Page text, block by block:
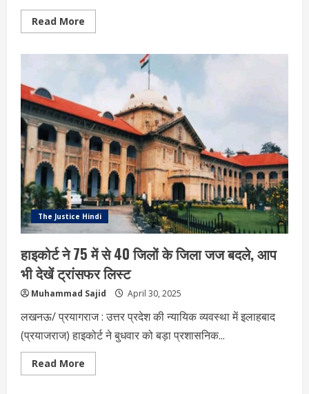
Read More
more
बैलगाड़ी
से
दुल्हन
की
विदाई,
इंजीनियर
दूल्हा
बैलगाड़ी
से
पहुंचा,
बिना
दहेज
की
शादी
की
इलाके
चर्चा,
सोशल
मीडिया
पर
वीडियो
और
तस्वीरें
वायरल,
VIDEO
The Justice Hindi
हाइकोर्ट ने 75 में से 40 जिलों के जिला जज बदले, आप
भी देखें ट्रांसफर लिस्ट
Muhammad Sajid April 30, 2025
लखनऊ/ प्रयागराज : उत्तर प्रदेश की न्यायिक व्यवस्था में इलाहबाद
(प्रयाजराज) हाइकोर्ट ने बुधवार को बड़ा प्रशासनिक...
Read More
more